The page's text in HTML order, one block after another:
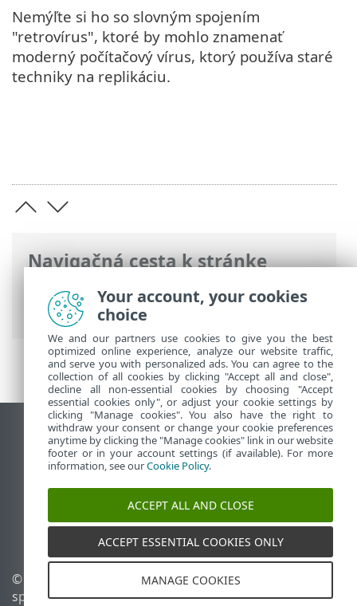
Navigačná cesta k stránke
ESET Online pomocník> ESET Glossary>
Detekcie >Vírus> Retrovírusy
Nemýľte si ho so slovným spojením
"retrovírus", ktoré by mohlo znamenať
moderný počítačový vírus, ktorý používa staré
techniky na replikáciu.
Zobraziť stránku ako na počítači
End of Life
Databáza znalostí ESET
ESET Fórum
ESET Status Portal
Technická podpora
© 1992 - 2026 ESET,
spol. s r. o. Všetky práva
Spravovať súbory cookie
Zásady používania súborov
Your account, your cookies
choice
We and our partners use cookies to give you the best
optimized online experience, analyze our website traffic,
and serve you with personalized ads. You can agree to the
collection of all cookies by clicking "Accept all and close",
decline all non-essential cookies by choosing "Accept
essential cookies only", or adjust your cookie settings by
clicking "Manage cookies". You also have the right to
withdraw your consent or change your cookie preferences
anytime by clicking the "Manage cookies" link in our website
footer or in your account settings (if available). For more
information, see ourCookie Policy.
ACCEPT ALL AND CLOSE
ACCEPT ESSENTIAL COOKIES ONLY
MANAGE COOKIES